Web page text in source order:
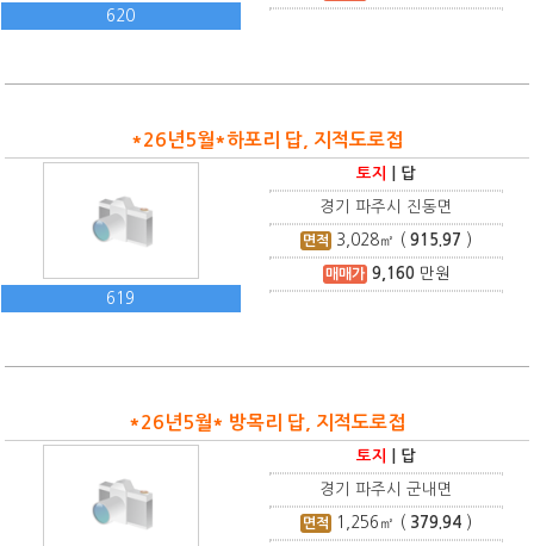
620
*26년5월*하포리 답, 지적도로접
619
토지 답
경기 파주시 진동면
면적 3,028㎡ (915.97 )
매매가 9,160만원
*26년5월* 방목리 답, 지적도로접
토지 답
경기 파주시 군내면
면적 1,256 ㎡ ( 379.94 )